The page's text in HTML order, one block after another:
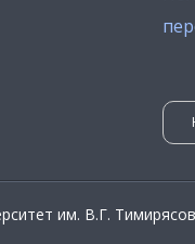
им. В.Г.